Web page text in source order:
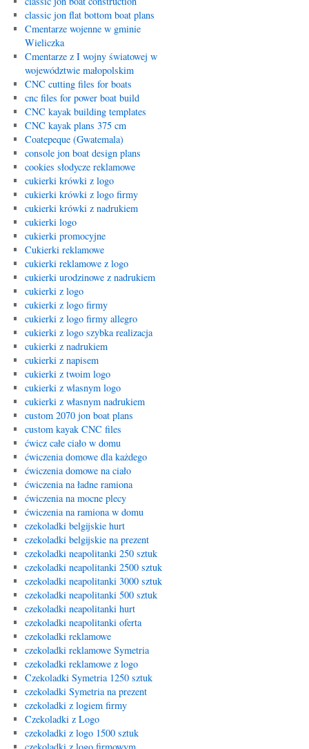
classic jon flat bottom boat plans
Cmentarze wojenne w gminie
Wieliczka
Cmentarze z I wojny światowej w
województwie małopolskim
CNC cutting files for boats
cnc files for power boat build
CNC kayak building templates
CNC kayak plans 375 cm
Coatepeque (Gwatemala)
console jon boat design plans
cookies słodycze reklamowe
cukierki krówki z logo
cukierki krówki z logo firmy
cukierki krówki z nadrukiem
cukierki logo
cukierki promocyjne
Cukierki reklamowe
cukierki reklamowe z logo
cukierki urodzinowe z nadrukiem
cukierki z logo
cukierki z logo firmy
cukierki z logo firmy allegro
cukierki z logo szybka realizacja
cukierki z nadrukiem
cukierki z napisem
cukierki z twoim logo
cukierki z wlasnym logo
cukierki z własnym nadrukiem
custom 2070 jon boat plans
custom kayak CNC files
ćwicz całe ciało w domu
ćwiczenia domowe dla każdego
ćwiczenia domowe na ciało
ćwiczenia na ładne ramiona
ćwiczenia na mocne plecy
ćwiczenia na ramiona w domu
czekoladki belgijskie hurt
czekoladki belgijskie na prezent
czekoladki neapolitanki 250 sztuk
czekoladki neapolitanki 2500 sztuk
czekoladki neapolitanki 3000 sztuk
czekoladki neapolitanki 500 sztuk
czekoladki neapolitanki hurt
czekoladki neapolitanki oferta
czekoladki reklamowe
czekoladki reklamowe Symetria
czekoladki reklamowe z logo
Czekoladki Symetria 1250 sztuk
czekoladki Symetria na prezent
czekoladki z logiem firmy
Czekoladki z Logo
czekoladki z logo 1500 sztuk